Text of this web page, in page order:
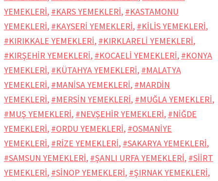
YEMEKLERİ, #KARS YEMEKLERİ, #KASTAMONU
YEMEKLERİ, #KAYSERİ YEMEKLERİ, #KİLİS YEMEKLERİ,
#KIRIKKALE YEMEKLERİ, #KIRKLARELİ YEMEKLERİ,
#KIRŞEHİR YEMEKLERİ, #KOCAELİ YEMEKLERİ, #KONYA
YEMEKLERİ, #KÜTAHYA YEMEKLERİ, #MALATYA
YEMEKLERİ, #MANİSA YEMEKLERİ, #MARDİN
YEMEKLERİ, #MERSİN YEMEKLERİ, #MUĞLA YEMEKLERİ,
#MUŞ YEMEKLERİ, #NEVŞEHİR YEMEKLERİ, #NİĞDE
YEMEKLERİ, #ORDU YEMEKLERİ, #OSMANİYE
YEMEKLERİ, #RİZE YEMEKLERİ, #SAKARYA YEMEKLERİ,
#SAMSUN YEMEKLERİ, #ŞANLI URFA YEMEKLERİ, #SİİRT
YEMEKLERİ, #SİNOP YEMEKLERİ, #ŞIRNAK YEMEKLERİ,